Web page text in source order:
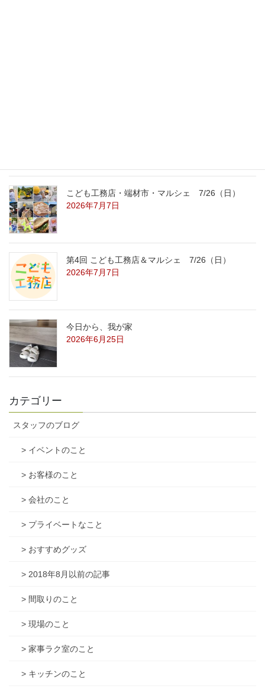
こども工務店・端材市・マルシェ 7/26（日）
2026年7月7日
第4回 こども工務店＆マルシェ 7/26（日）
2026年7月7日
今日から、我が家
2026年6月25日
カテゴリー
スタッフのブログ
> イベントのこと
> お客様のこと
> 会社のこと
> プライベートなこと
> おすすめグッズ
> 2018年8月以前の記事
> 間取りのこと
> 現場のこと
> 家事ラク室のこと
> キッチンのこと